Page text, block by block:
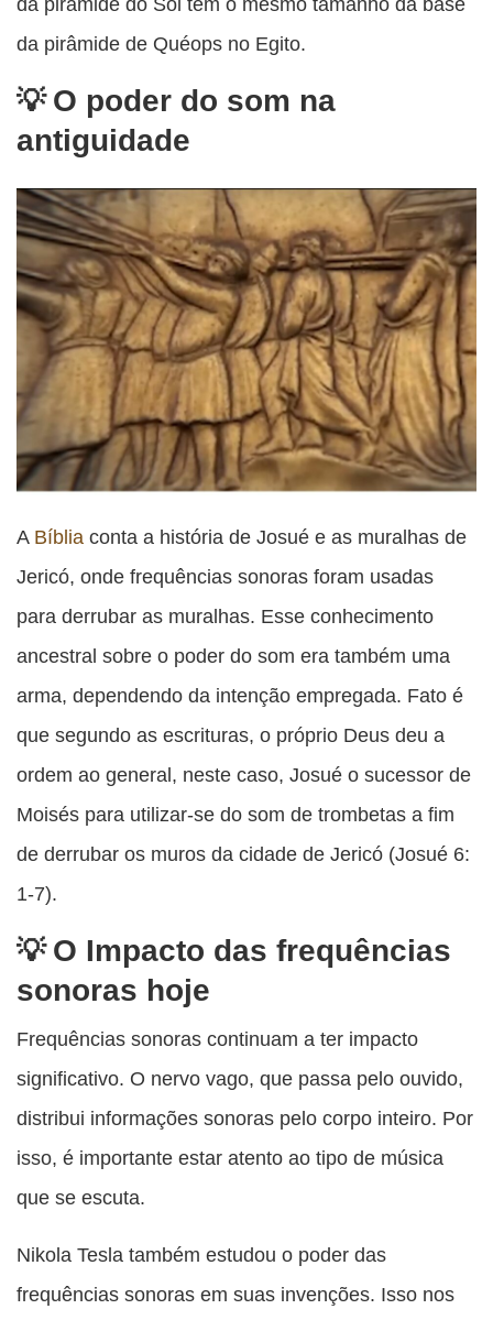
da pirâmide de Quéops no Egito.
O poder do som na
antiguidade
A Bíblia conta a história de Josué e as muralhas de
Jericó, onde frequências sonoras foram usadas
para derrubar as muralhas. Esse conhecimento
ancestral sobre o poder do som era também uma
arma, dependendo da intenção empregada. Fato é
que segundo as escrituras, o próprio Deus deu a
ordem ao general, neste caso, Josué o sucessor de
Moisés para utilizar-se do som de trombetas a fim
de derrubar os muros da cidade de Jericó (Josué 6:
1-7).
O Impacto das frequências
sonoras hoje
Frequências sonoras continuam a ter impacto
significativo. O nervo vago, que passa pelo ouvido,
distribui informações sonoras pelo corpo inteiro. Por
isso, é importante estar atento ao tipo de música
que se escuta.
Nikola Tesla também estudou o poder das
frequências sonoras em suas invenções. Isso nos